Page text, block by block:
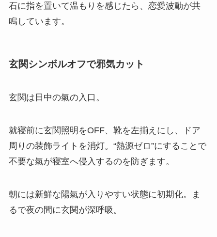
石に指を置いて温もりを感じたら、恋愛波動が共
鳴しています。
玄関シンボルオフで邪気カット
玄関は日中の氣の入口。
就寝前に玄関照明をOFF、靴を左揃えにし、ドア
周りの装飾ライトを消灯。“熱源ゼロ”にすることで
不要な氣が寝室へ侵入するのを防ぎます。
朝には新鮮な陽氣が入りやすい状態に初期化。ま
るで夜の間に玄関が深呼吸。